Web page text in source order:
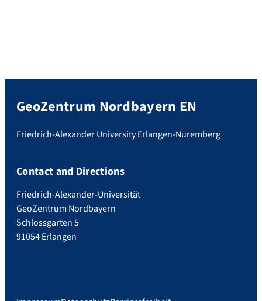
GeoZentrum Nordbayern EN
Friedrich-Alexander University Erlangen-Nuremberg
Contact and Directions
Friedrich-Alexander-Universität
GeoZentrum Nordbayern
Schlossgarten 5
91054 Erlangen